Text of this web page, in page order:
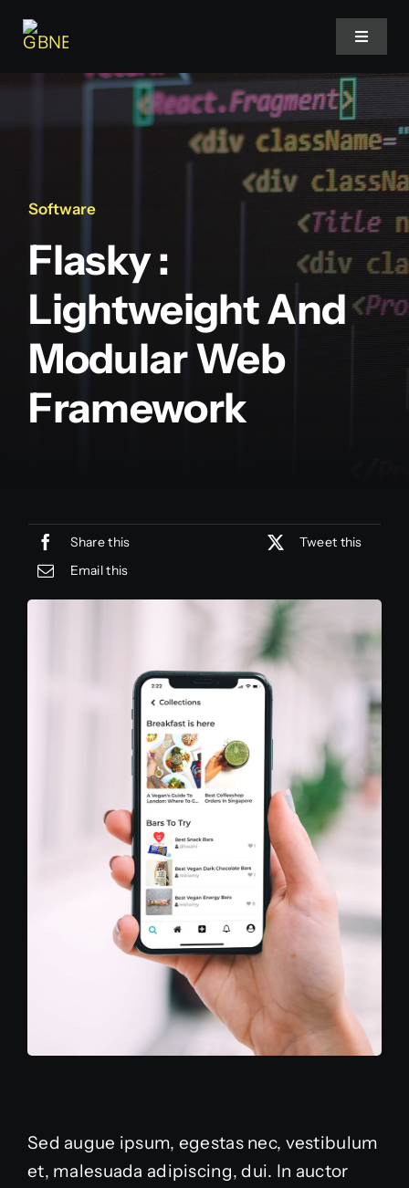
content
Toggle
Faq
Software
Flasky :
Lightweight And
Modular Web
Framework
Share this
Tweet this
Email this
Sed augue ipsum, egestas nec, vestibulum
et, malesuada adipiscing, dui. In auctor